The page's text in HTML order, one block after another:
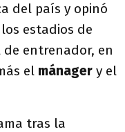
del país y opinó
estadios de
entrenador, en
el mánager y el
tras la